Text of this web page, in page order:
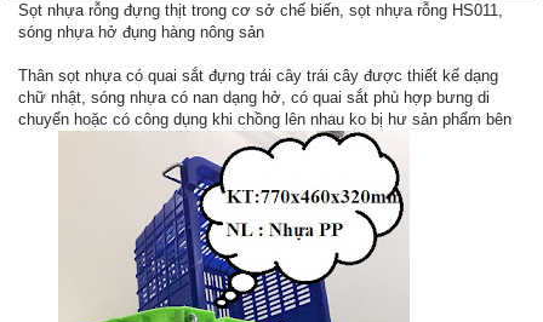
Sọt nhựa rỗng đựng thịt trong cơ sở chế biến, sọt nhựa rỗng HS011,
sóng nhựa hở đụng hàng nông sản
Thân sọt nhựa có quai sắt đựng trái cây trái cây được thiết kế dạng
chữ nhật, sóng nhựa có nan dạng hở, có quai sắt phù hợp bưng di
chuyển hoặc có công dụng khi chồng lên nhau ko bị hư sản phẩm bên